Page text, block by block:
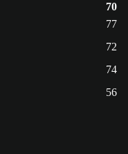
70
77
72
74
56